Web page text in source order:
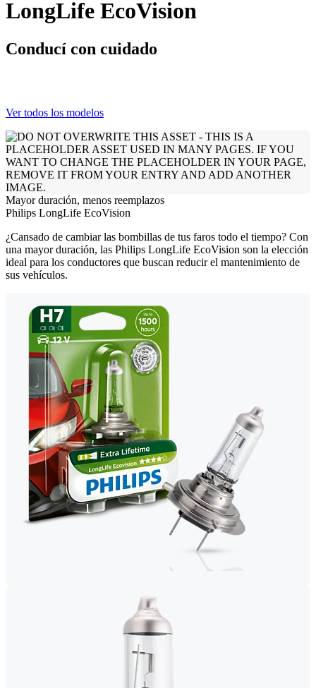
LongLife EcoVision
Conducí con cuidado
Ver todos los modelos
Mayor duración, menos reemplazos
Philips LongLife EcoVision
¿Cansado de cambiar las bombillas de tus faros todo el tiempo? Con
una mayor duración, las Philips LongLife EcoVision son la elección
ideal para los conductores que buscan reducir el mantenimiento de
sus vehículos.